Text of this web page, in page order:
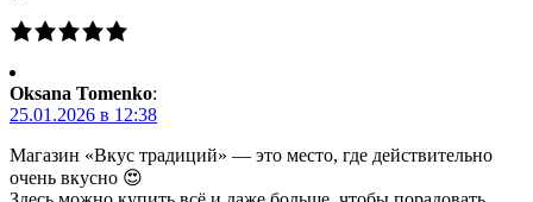
Oksana Tomenko:
25.01.2026 в 12:38
Магазин «Вкус традиций» — это место, где действительно
очень вкусно 😍